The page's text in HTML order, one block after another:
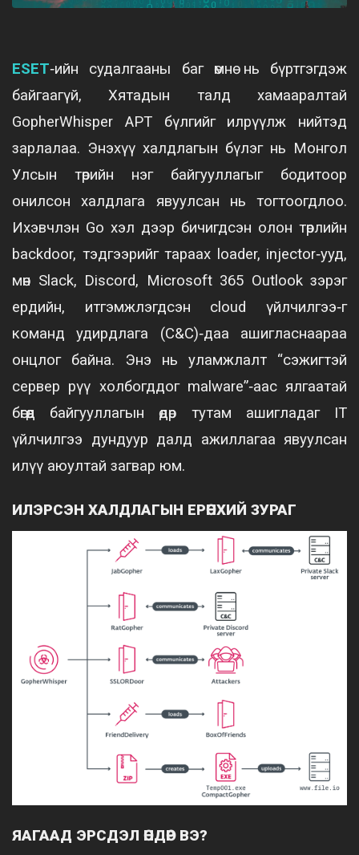
ESET‑ийн судалгааны баг өмнө нь бүртгэгдэж
байгаагүй, Хятадын талд хамааралтай
GopherWhisper APT бүлгийг илрүүлж нийтэд
зарлалаа. Энэхүү халдлагын бүлэг нь Монгол
Улсын төрийн нэг байгууллагыг бодитоор
онилсон халдлага явуулсан нь тогтоогдлоо.
Ихэвчлэн Go хэл дээр бичигдсэн олон төрлийн
backdoor, тэдгээрийг тараах loader, injector‑ууд,
мөн Slack, Discord, Microsoft 365 Outlook зэрэг
ердийн, итгэмжлэгдсэн cloud үйлчилгээ‑г
команд удирдлага (C&C)‑даа ашигласнаараа
онцлог байна. Энэ нь уламжлалт “сэжигтэй
сервер рүү холбогддог malware”‑аас ялгаатай
бөгөөд байгууллагын өдөр тутам ашигладаг IT
үйлчилгээ дундуур далд ажиллагаа явуулсан
илүү аюултай загвар юм.
ИЛЭРСЭН ХАЛДЛАГЫН ЕРӨНХИЙ ЗУРАГ
ЯАГААД ЭРСДЭЛ ӨНДӨР ВЭ?